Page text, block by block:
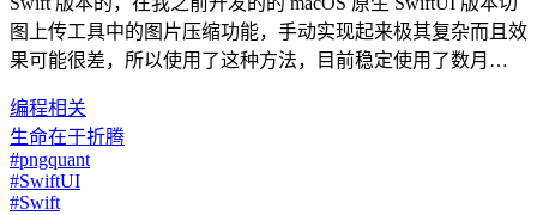
图上传工具中的图片压缩功能，手动实现起来极其复杂而且效
果可能很差，所以使用了这种方法，目前稳定使用了数月…
编程相关
生命在于折腾
#pngquant
#SwiftUI
#Swift